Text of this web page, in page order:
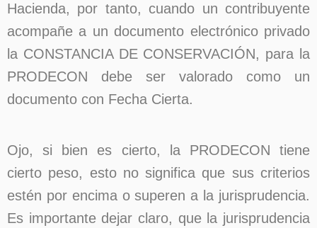
Hacienda, por tanto, cuando un contribuyente
acompañe a un documento electrónico privado
la CONSTANCIA DE CONSERVACIÓN, para la
PRODECON debe ser valorado como un
documento con Fecha Cierta.
Ojo, si bien es cierto, la PRODECON tiene
cierto peso, esto no significa que sus criterios
estén por encima o superen a la jurisprudencia.
Es importante dejar claro, que la jurisprudencia